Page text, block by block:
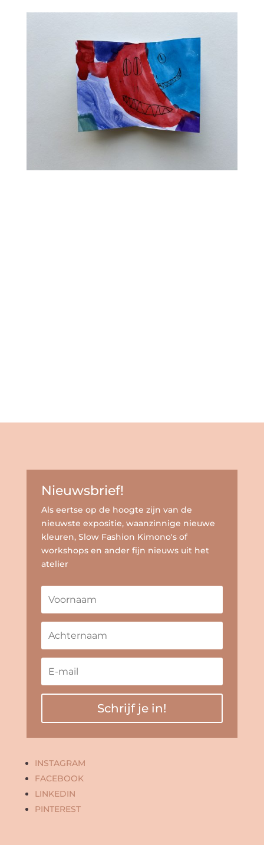
Nieuwsbrief!
Als eertse op de hoogte zijn van de
nieuwste expositie, waanzinnige nieuwe
kleuren, Slow Fashion Kimono's of
workshops en ander fijn nieuws uit het
atelier
Schrijf je in!
INSTAGRAM
FACEBOOK
LINKEDIN
PINTEREST